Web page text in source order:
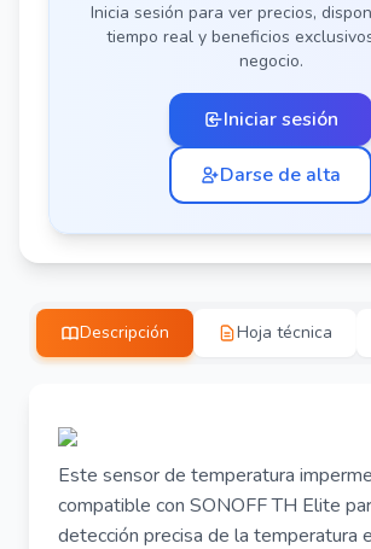
Inicia sesión para ver precios,
tiempo real y beneficios
negocio.
Iniciar sesión
Darse de alta
Descripción Hoja técnica
Este sensor de temperatura
compatible con SONOFF TH Elite
detección precisa de la temperatura